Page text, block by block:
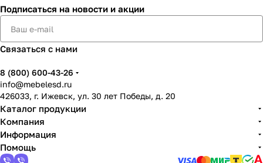
Подписаться на новости и акции
Связаться с нами
8 (800) 600-43-26
info@mebelesd.ru
426033, г. Ижевск, ул. 30 лет Победы, д. 20
Каталог продукции
Компания
Информация
Помощь